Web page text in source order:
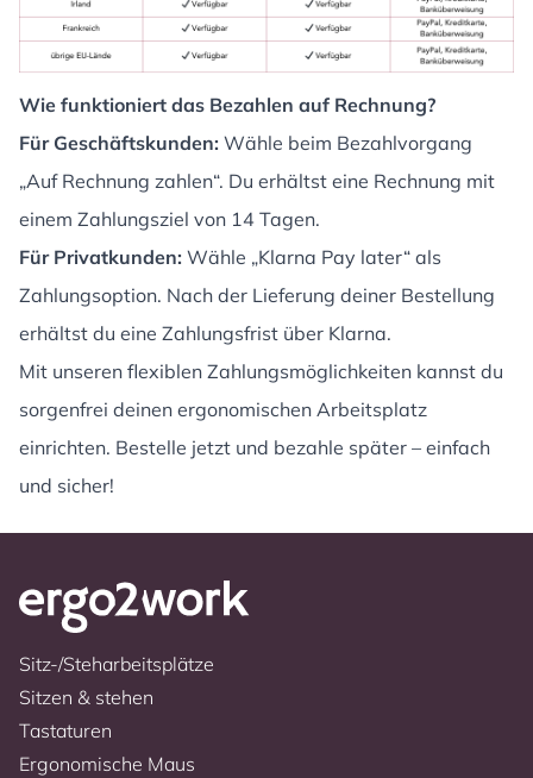
Wie funktioniert das Bezahlen auf Rechnung?
Für Geschäftskunden: Wähle beim Bezahlvorgang
„Auf Rechnung zahlen“. Du erhältst eine Rechnung mit
einem Zahlungsziel von 14 Tagen.
Für Privatkunden: Wähle „Klarna Pay later“ als
Zahlungsoption. Nach der Lieferung deiner Bestellung
erhältst du eine Zahlungsfrist über Klarna.
Mit unseren flexiblen Zahlungsmöglichkeiten kannst du
sorgenfrei deinen ergonomischen Arbeitsplatz
einrichten. Bestelle jetzt und bezahle später – einfach
und sicher!
Sitz-/Steharbeitsplätze
Sitzen & stehen
Tastaturen
Ergonomische Maus